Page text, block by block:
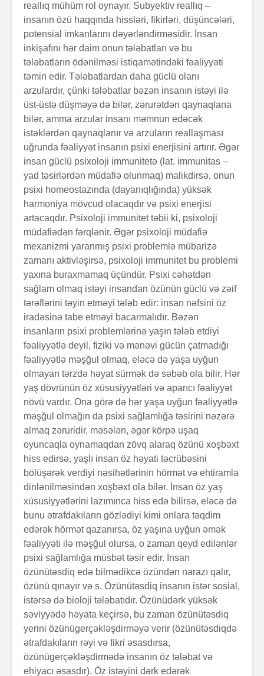
reallıq mühüm rol oynayır. Subyektiv reallıq –
insanın özü haqqında hissləri, fikir­ləri, düşüncələri,
potensial imkanlarını dəyərləndir­mə­sidir. İnsan
inkişafını hər daim onun tələbatları və bu
tələbatların ödənilməsi istiqamətindəki fəaliyyəti
təmin edir. Tələbatlardan daha güclü olanı
arzulardır, çünki tələbatlar bəzən insanın istəyi ilə
üst-üstə düşməyə də bilər, zərurətdən qaynaqlana
bilər, amma arzular insanı məmnun edəcək
istəklərdən qaynaqlanır və arzuların reallaşması
uğrunda fəaliyyət insanın psixi enerjisini artırır. Əgər
insan güclü psixoloji immunitetə (lat. immunitas –
yad təsirlərdən müdafiə olunmaq) malik­dirs­ə, onun
psixi homeostazında (dayanıqlığında) yüksək
harmoniya mövcud olacaqdır və psixi enerjisi
artacaqdır. Psixoloji immunitet təbii ki, psixoloji
müdafiədən fərqlə­nir. Əgər psixoloji müdafiə
mexanizmi yaranmış psixi problemlə mübarizə
zamanı aktivləşirsə, psixoloji immuni­­tet bu problemi
yaxına buraxmamaq üçündür. Psixi cəhətdən
sağlam olmaq istəyi insandan özünün güclü və zəif
tərəflərini təyin etməyi tələb edir: insan nəfsini öz
iradəsinə tabe etməyi bacarmalıdır. Bəzən
in­sanların psixi problemlərinə yaşın tələb etdiyi
fəaliyyə­t­lə­ deyil, fiziki və mənəvi gücün çatmadığı
fəaliyyətlə məşğul olmaq, eləcə də yaşa uyğun
olmayan tərzdə həyat sürmək də səbəb ola bilir. Hər
yaş dövrünün öz xüsusiyyətləri və aparıcı fəaliyyət
növü vardır. Ona görə də hər yaşa uyğun fəaliyyətlə
məşğul olmağın da psixi sağlamlığa təsirini nəzərə
almaq zəruridir, məsələn, əgər körpə uşaq
oyuncaqla oynamaqdan zövq alaraq özünü xoşbəxt
hiss edirsə, yaşlı insan öz həyati təcrübəsini
bölüşərək verdiyi nəsihətlərinin hörmət və ehtiramla
dinlənilməsindən xoşbəxt ola bilər. İnsan öz yaş
xüsusiyyətlərini lazımınca hiss edə bilirsə, eləcə də
bunu ətrafdakıların gözlədiyi kimi onlara təqdim
edərək hörmət qazanırsa, öz yaşına uyğun əmək
fəaliyyəti ilə məşğul olursa, o zaman qeyd edilənlər
psixi sağlamlığa müsbət təsir edir. İnsan
özünütəsdiq edə bilmədikcə özündən narazı qalır,
özünü qınayır və s. Özünütəsdiq insanın istər sosial,
istərsə də bioloji tələbatıdır. Özünüdərk yüksək
səviyyədə həyata keçirsə, bu zaman özünütəsdiq
yerini özünügerçəkləşdirməyə verir (özünütəsdiqdə
ətrafdakıların rəyi və fikri əsasdırsa,
özünügerçəkləş­dir­mədə insanın öz tələbat və
ehiyacı əsasdır). Öz istəyini dərk edərək